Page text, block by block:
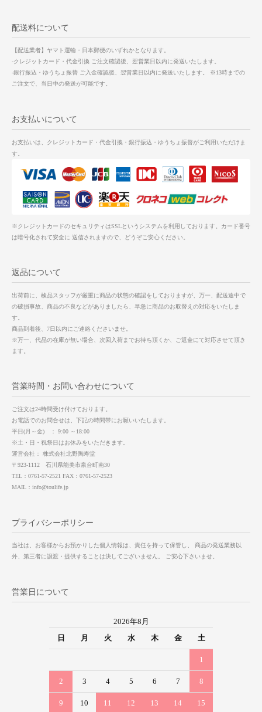
配送料について
【配送業者】ヤマト運輸・日本郵便のいずれかとなります。
-クレジットカード・代金引換 ご注文確認後、翌営業日以内に発送いたします。
-銀行振込・ゆうちょ振替 ご入金確認後、翌営業日以内に発送いたします。 ※13時までの
ご注文で、当日中の発送が可能です。
お支払いについて
お支払いは、クレジットカード・代金引換・銀行振込・ゆうちょ振替がご利用いただけま
す。
※クレジットカードのセキュリティはSSLというシステムを利用しております。カード番号
は暗号化されて安全に 送信されますので、どうぞご安心ください。
返品について
出荷前に、検品スタッフが厳重に商品の状態の確認をしておりますが、万一、配送途中で
の破損事故、商品の不良などがありましたら、早急に商品のお取替えの対応をいたしま
す。
商品到着後、7日以内にご連絡くださいませ。
※万一、代品の在庫が無い場合、次回入荷までお待ち頂くか、ご返金にて対応させて頂き
ます。
営業時間・お問い合わせについて
ご注文は24時間受け付けております。
お電話でのお問合せは、下記の時間帯にお願いいたします。
平日(月～金) ： 9:00 ～18:00
※土・日・祝祭日はお休みをいただきます。
運営会社： 株式会社北野陶寿堂
〒923-1112 石川県能美市泉台町南30
TEL：0761-57-2521 FAX：0761-57-2523
MAIL：info@toulife.jp
プライバシーポリシー
当社は、お客様からお預かりした個人情報は、責任を持って保管し、 商品の発送業務以
外、第三者に譲渡・提供することは決してございません。 ご安心下さいませ。
営業日について
2026年8月
日
月 火 水 木 金 土
1
2 3 4 5 6 7 8
9 10 11 12 13 14 15